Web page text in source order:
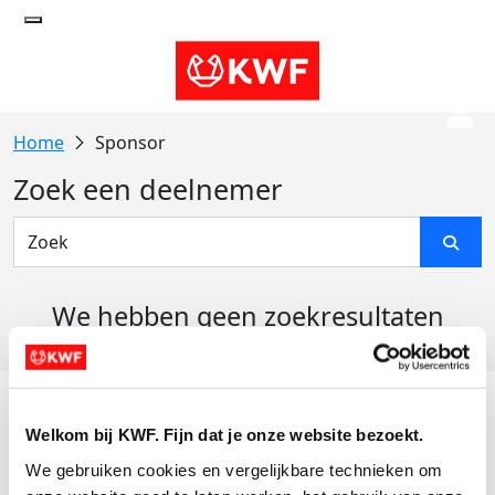
Welkom bij KWF. Fijn dat je onze website bezoekt.
We gebruiken cookies en vergelijkbare technieken om
Sponsor
Zoek een deelnemer
We hebben geen zoekresultaten
Actiematerialen
Evenementen